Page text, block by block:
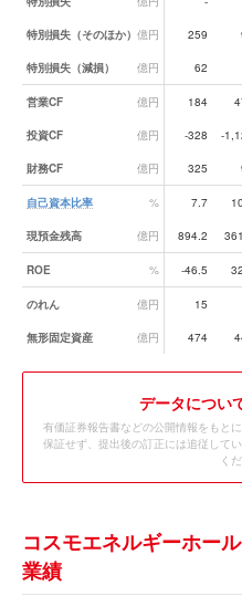
特別損失（そのほか） 億円 259
特別損失（減損） 億円 62
営業CF 億円 184
投資CF 億円 -328 -
財務CF 億円 325
自己資本比率 % 7.7
現預金残高 億円 894.2
ROE % -46.5
のれん 億円 15
無形固定資産 億円 474
データについ
有価証券報告書などの公開情報をもと
保証せず、提出後の訂正には追従して
く
コスモエネルギーホー
業績